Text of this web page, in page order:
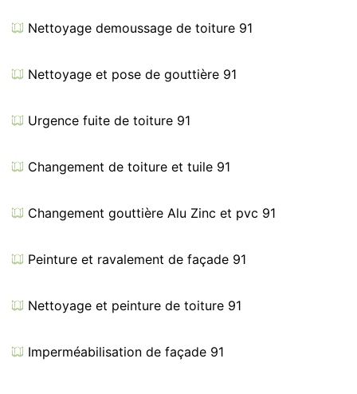
Nettoyage demoussage de toiture 91
Nettoyage et pose de gouttière 91
Urgence fuite de toiture 91
Changement de toiture et tuile 91
Changement gouttière Alu Zinc et pvc 91
Peinture et ravalement de façade 91
Nettoyage et peinture de toiture 91
Imperméabilisation de façade 91